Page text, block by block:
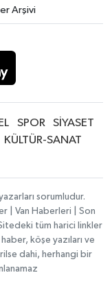
Arşivi
SPOR
SİYASET
KÜLTÜR-SANAT
sorumludur.
| Van Haberleri | Son
tüm harici linkler
köşe yazıları ve
dahi, herhangi bir